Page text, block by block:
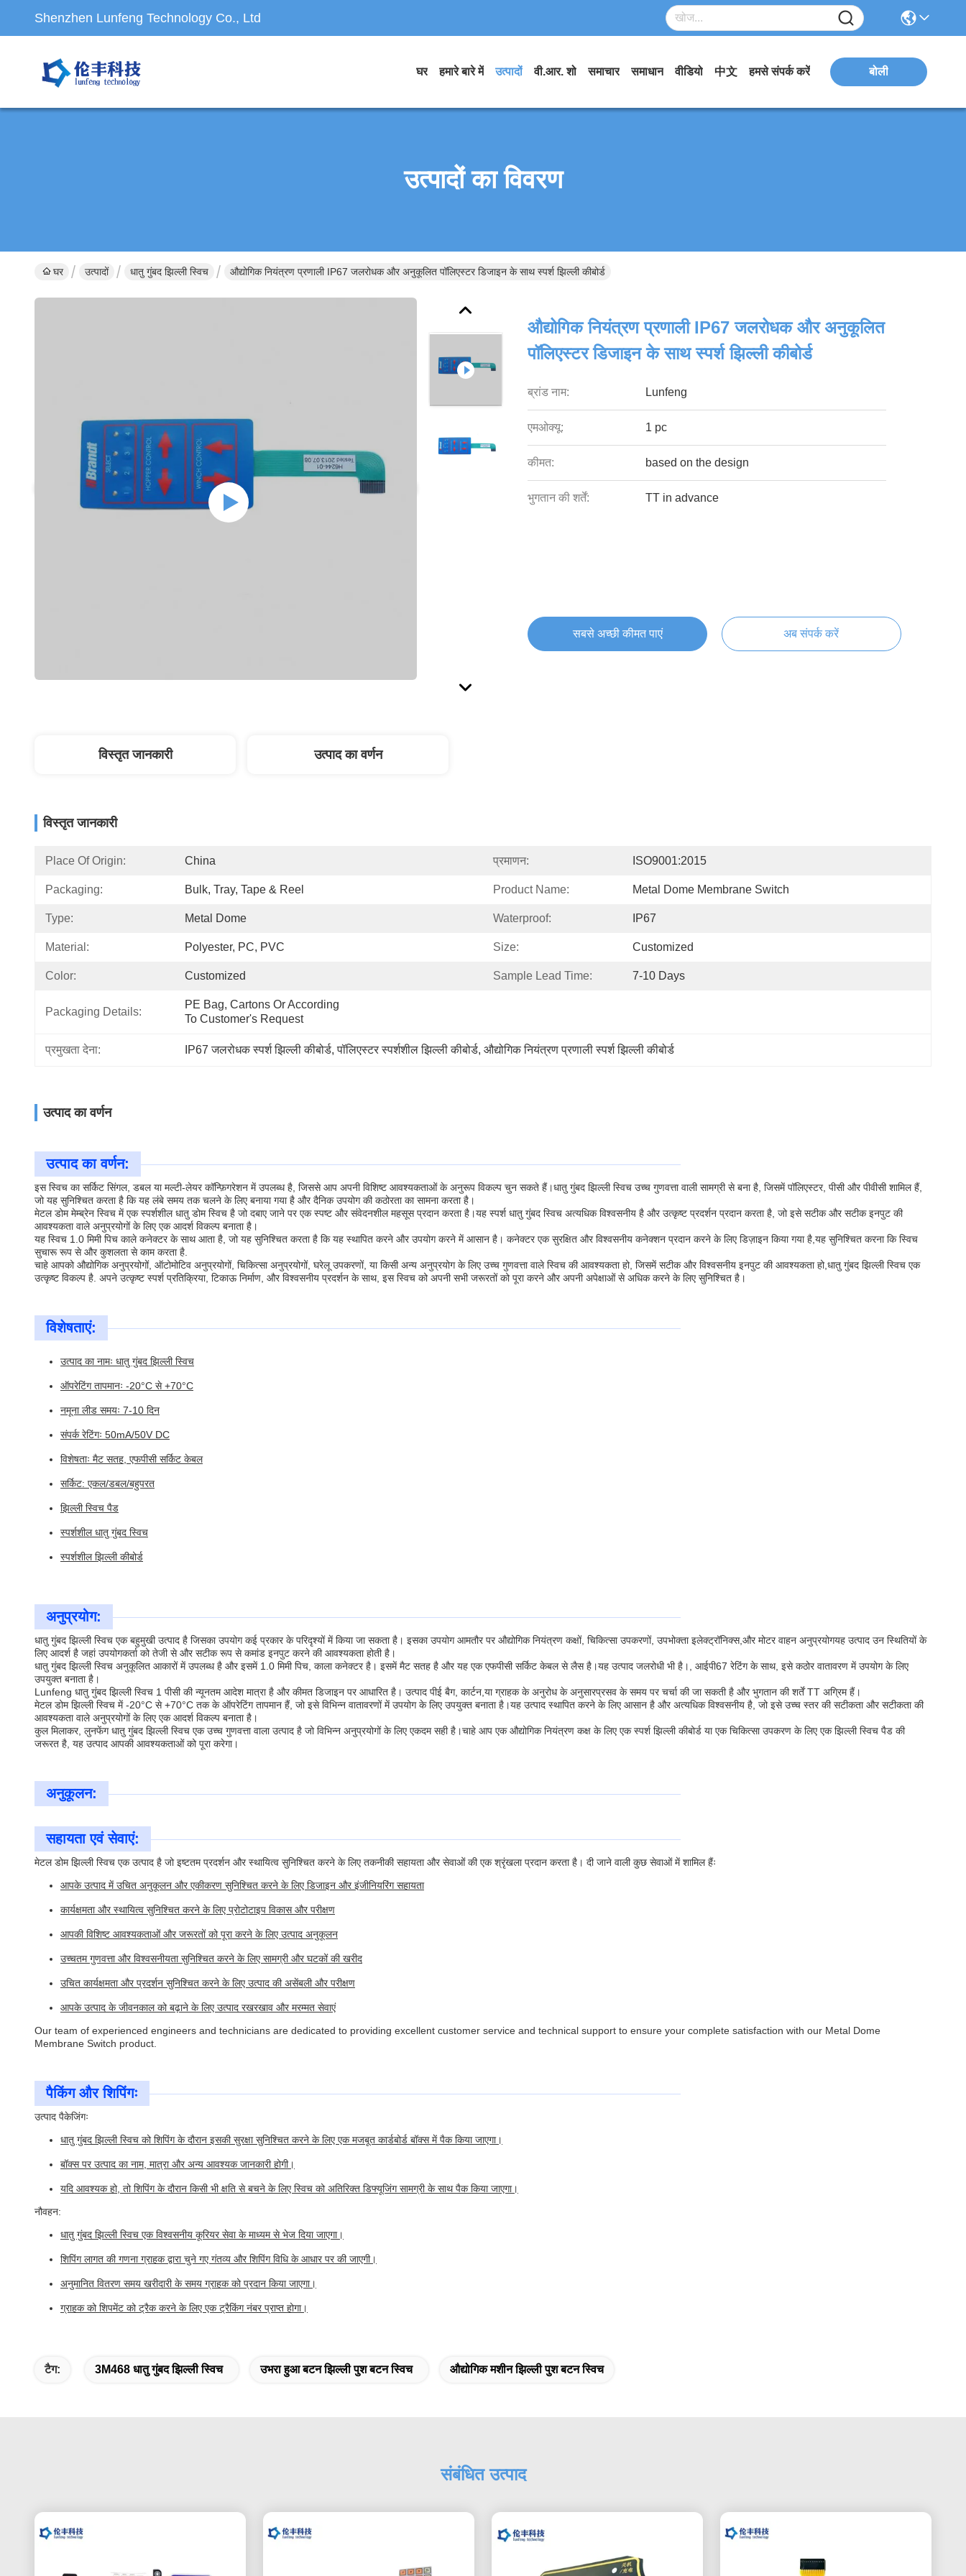
Shenzhen Lunfeng Technology Co., Ltd
घर हमारे बारे में उत्पादों वी.आर. शो समाचार समाधान वीडियो 中文 हमसे संपर्क करें बोली
उत्पादों का विवरण
घर उत्पादों धातु गुंबद झिल्ली स्विच औद्योगिक नियंत्रण प्रणाली IP67 जलरोधक और अनुकूलित पॉलिएस्टर डिजाइन के साथ स्पर्श झिल्ली कीबोर्ड
औद्योगिक नियंत्रण प्रणाली IP67 जलरोधक और अनुकूलित
पॉलिएस्टर डिजाइन के साथ स्पर्श झिल्ली कीबोर्ड
ब्रांड नाम: Lunfeng
एमओक्यू: 1 pc
कीमत: based on the design
भुगतान की शर्तें: TT in advance
सबसे अच्छी कीमत पाएं अब संपर्क करें
विस्तृत जानकारी उत्पाद का वर्णन
विस्तृत जानकारी
Place Of Origin: China प्रमाणन: ISO9001:2015
Packaging: Bulk, Tray, Tape & Reel Product Name: Metal Dome Membrane Switch
Type: Metal Dome Waterproof: IP67
Material: Polyester, PC, PVC Size: Customized
Color: Customized Sample Lead Time: 7-10 Days
Packaging Details:
PE Bag, Cartons Or According
To Customer's Request
प्रमुखता देना: IP67 जलरोधक स्पर्श झिल्ली कीबोर्ड, पॉलिएस्टर स्पर्शशील झिल्ली कीबोर्ड, औद्योगिक नियंत्रण प्रणाली स्पर्श झिल्ली कीबोर्ड
उत्पाद का वर्णन
उत्पाद का वर्णन:
इस स्विच का सर्किट सिंगल, डबल या मल्टी-लेयर कॉन्फ़िगरेशन में उपलब्ध है, जिससे आप अपनी विशिष्ट आवश्यकताओं के अनुरूप विकल्प चुन सकते हैं।धातु गुंबद झिल्ली स्विच उच्च गुणवत्ता वाली सामग्री से बना है, जिसमें पॉलिएस्टर, पीसी और पीवीसी शामिल हैं,
जो यह सुनिश्चित करता है कि यह लंबे समय तक चलने के लिए बनाया गया है और दैनिक उपयोग की कठोरता का सामना करता है।
मेटल डोम मेम्ब्रेन स्विच में एक स्पर्शशील धातु डोम स्विच है जो दबाए जाने पर एक स्पष्ट और संवेदनशील महसूस प्रदान करता है।यह स्पर्श धातु गुंबद स्विच अत्यधिक विश्वसनीय है और उत्कृष्ट प्रदर्शन प्रदान करता है, जो इसे सटीक और सटीक इनपुट की
आवश्यकता वाले अनुप्रयोगों के लिए एक आदर्श विकल्प बनाता है।
यह स्विच 1.0 मिमी पिच काले कनेक्टर के साथ आता है, जो यह सुनिश्चित करता है कि यह स्थापित करने और उपयोग करने में आसान है। कनेक्टर एक सुरक्षित और विश्वसनीय कनेक्शन प्रदान करने के लिए डिज़ाइन किया गया है,यह सुनिश्चित करना कि स्विच
सुचारू रूप से और कुशलता से काम करता है.
चाहे आपको औद्योगिक अनुप्रयोगों, ऑटोमोटिव अनुप्रयोगों, चिकित्सा अनुप्रयोगों, घरेलू उपकरणों, या किसी अन्य अनुप्रयोग के लिए उच्च गुणवत्ता वाले स्विच की आवश्यकता हो, जिसमें सटीक और विश्वसनीय इनपुट की आवश्यकता हो,धातु गुंबद झिल्ली स्विच एक
उत्कृष्ट विकल्प है. अपने उत्कृष्ट स्पर्श प्रतिक्रिया, टिकाऊ निर्माण, और विश्वसनीय प्रदर्शन के साथ, इस स्विच को अपनी सभी जरूरतों को पूरा करने और अपनी अपेक्षाओं से अधिक करने के लिए सुनिश्चित है।
विशेषताएं:
उत्पाद का नामः धातु गुंबद झिल्ली स्विच
ऑपरेटिंग तापमानः -20°C से +70°C
नमूना लीड समयः 7-10 दिन
संपर्क रेटिंगः 50mA/50V DC
विशेषताः मैट सतह, एफपीसी सर्किट केबल
सर्किट: एकल/डबल/बहुपरत
झिल्ली स्विच पैड
स्पर्शशील धातु गुंबद स्विच
स्पर्शशील झिल्ली कीबोर्ड
अनुप्रयोग:
धातु गुंबद झिल्ली स्विच एक बहुमुखी उत्पाद है जिसका उपयोग कई प्रकार के परिदृश्यों में किया जा सकता है। इसका उपयोग आमतौर पर औद्योगिक नियंत्रण कक्षों, चिकित्सा उपकरणों, उपभोक्ता इलेक्ट्रॉनिक्स,और मोटर वाहन अनुप्रयोगयह उत्पाद उन स्थितियों के
लिए आदर्श है जहां उपयोगकर्ता को तेजी से और सटीक रूप से कमांड इनपुट करने की आवश्यकता होती है।
धातु गुंबद झिल्ली स्विच अनुकूलित आकारों में उपलब्ध है और इसमें 1.0 मिमी पिच, काला कनेक्टर है। इसमें मैट सतह है और यह एक एफपीसी सर्किट केबल से लैस है।यह उत्पाद जलरोधी भी है।, आईपी67 रेटिंग के साथ, इसे कठोर वातावरण में उपयोग के लिए
उपयुक्त बनाता है।
Lunfeng धातु गुंबद झिल्ली स्विच 1 पीसी की न्यूनतम आदेश मात्रा है और कीमत डिजाइन पर आधारित है। उत्पाद पीई बैग, कार्टन,या ग्राहक के अनुरोध के अनुसारप्रसव के समय पर चर्चा की जा सकती है और भुगतान की शर्तें TT अग्रिम हैं।
मेटल डोम झिल्ली स्विच में -20°C से +70°C तक के ऑपरेटिंग तापमान हैं, जो इसे विभिन्न वातावरणों में उपयोग के लिए उपयुक्त बनाता है।यह उत्पाद स्थापित करने के लिए आसान है और अत्यधिक विश्वसनीय है, जो इसे उच्च स्तर की सटीकता और सटीकता की
आवश्यकता वाले अनुप्रयोगों के लिए एक आदर्श विकल्प बनाता है।
कुल मिलाकर, लुनफेंग धातु गुंबद झिल्ली स्विच एक उच्च गुणवत्ता वाला उत्पाद है जो विभिन्न अनुप्रयोगों के लिए एकदम सही है।चाहे आप एक औद्योगिक नियंत्रण कक्ष के लिए एक स्पर्श झिल्ली कीबोर्ड या एक चिकित्सा उपकरण के लिए एक झिल्ली स्विच पैड की
जरूरत है, यह उत्पाद आपकी आवश्यकताओं को पूरा करेगा।
अनुकूलन:
सहायता एवं सेवाएं:
मेटल डोम झिल्ली स्विच एक उत्पाद है जो इष्टतम प्रदर्शन और स्थायित्व सुनिश्चित करने के लिए तकनीकी सहायता और सेवाओं की एक श्रृंखला प्रदान करता है। दी जाने वाली कुछ सेवाओं में शामिल हैंः
आपके उत्पाद में उचित अनुकूलन और एकीकरण सुनिश्चित करने के लिए डिजाइन और इंजीनियरिंग सहायता
कार्यक्षमता और स्थायित्व सुनिश्चित करने के लिए प्रोटोटाइप विकास और परीक्षण
आपकी विशिष्ट आवश्यकताओं और जरूरतों को पूरा करने के लिए उत्पाद अनुकूलन
उच्चतम गुणवत्ता और विश्वसनीयता सुनिश्चित करने के लिए सामग्री और घटकों की खरीद
उचित कार्यक्षमता और प्रदर्शन सुनिश्चित करने के लिए उत्पाद की असेंबली और परीक्षण
आपके उत्पाद के जीवनकाल को बढ़ाने के लिए उत्पाद रखरखाव और मरम्मत सेवाएं
Our team of experienced engineers and technicians are dedicated to providing excellent customer service and technical support to ensure your complete satisfaction with our Metal Dome
Membrane Switch product.
पैकिंग और शिपिंगः
उत्पाद पैकेजिंगः
धातु गुंबद झिल्ली स्विच को शिपिंग के दौरान इसकी सुरक्षा सुनिश्चित करने के लिए एक मजबूत कार्डबोर्ड बॉक्स में पैक किया जाएगा।
बॉक्स पर उत्पाद का नाम, मात्रा और अन्य आवश्यक जानकारी होगी।
यदि आवश्यक हो, तो शिपिंग के दौरान किसी भी क्षति से बचने के लिए स्विच को अतिरिक्त डिफ्यूजिंग सामग्री के साथ पैक किया जाएगा।
नौवहन:
धातु गुंबद झिल्ली स्विच एक विश्वसनीय कूरियर सेवा के माध्यम से भेज दिया जाएगा।
शिपिंग लागत की गणना ग्राहक द्वारा चुने गए गंतव्य और शिपिंग विधि के आधार पर की जाएगी।
अनुमानित वितरण समय खरीदारी के समय ग्राहक को प्रदान किया जाएगा।
ग्राहक को शिपमेंट को ट्रैक करने के लिए एक ट्रैकिंग नंबर प्राप्त होगा।
टैग: 3M468 धातु गुंबद झिल्ली स्विच उभरा हुआ बटन झिल्ली पुश बटन स्विच औद्योगिक मशीन झिल्ली पुश बटन स्विच
संबंधित उत्पाद